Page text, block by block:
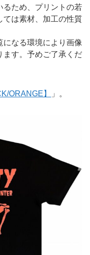
ため、プリントの若
ては素材、加工の性質
なる環境により画像
ます。予めご了承くだ
ORANGE】 」。